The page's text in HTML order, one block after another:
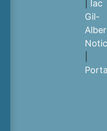
Iac
Gil-